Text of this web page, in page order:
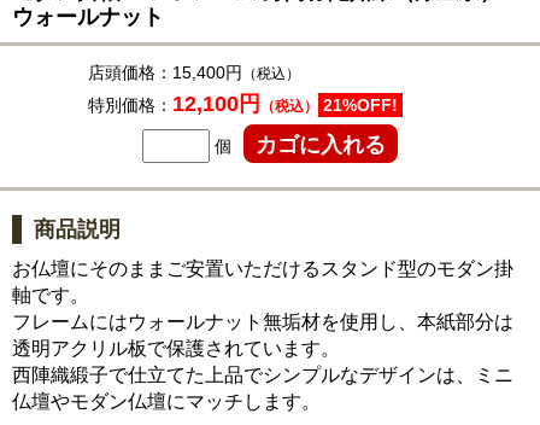
ウォールナット
店頭価格： 15,400円 （税込）
特別価格： 12,100円 （税込） 21%OFF!
個
商品説明
お仏壇にそのままご安置いただけるスタンド型のモダン掛
軸です。
フレームにはウォールナット無垢材を使用し、本紙部分は
透明アクリル板で保護されています。
西陣織緞子で仕立てた上品でシンプルなデザインは、ミニ
仏壇やモダン仏壇にマッチします。